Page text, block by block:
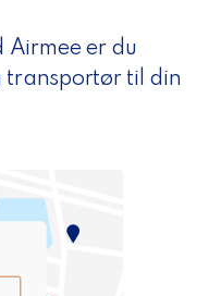
Airmee er du
til din